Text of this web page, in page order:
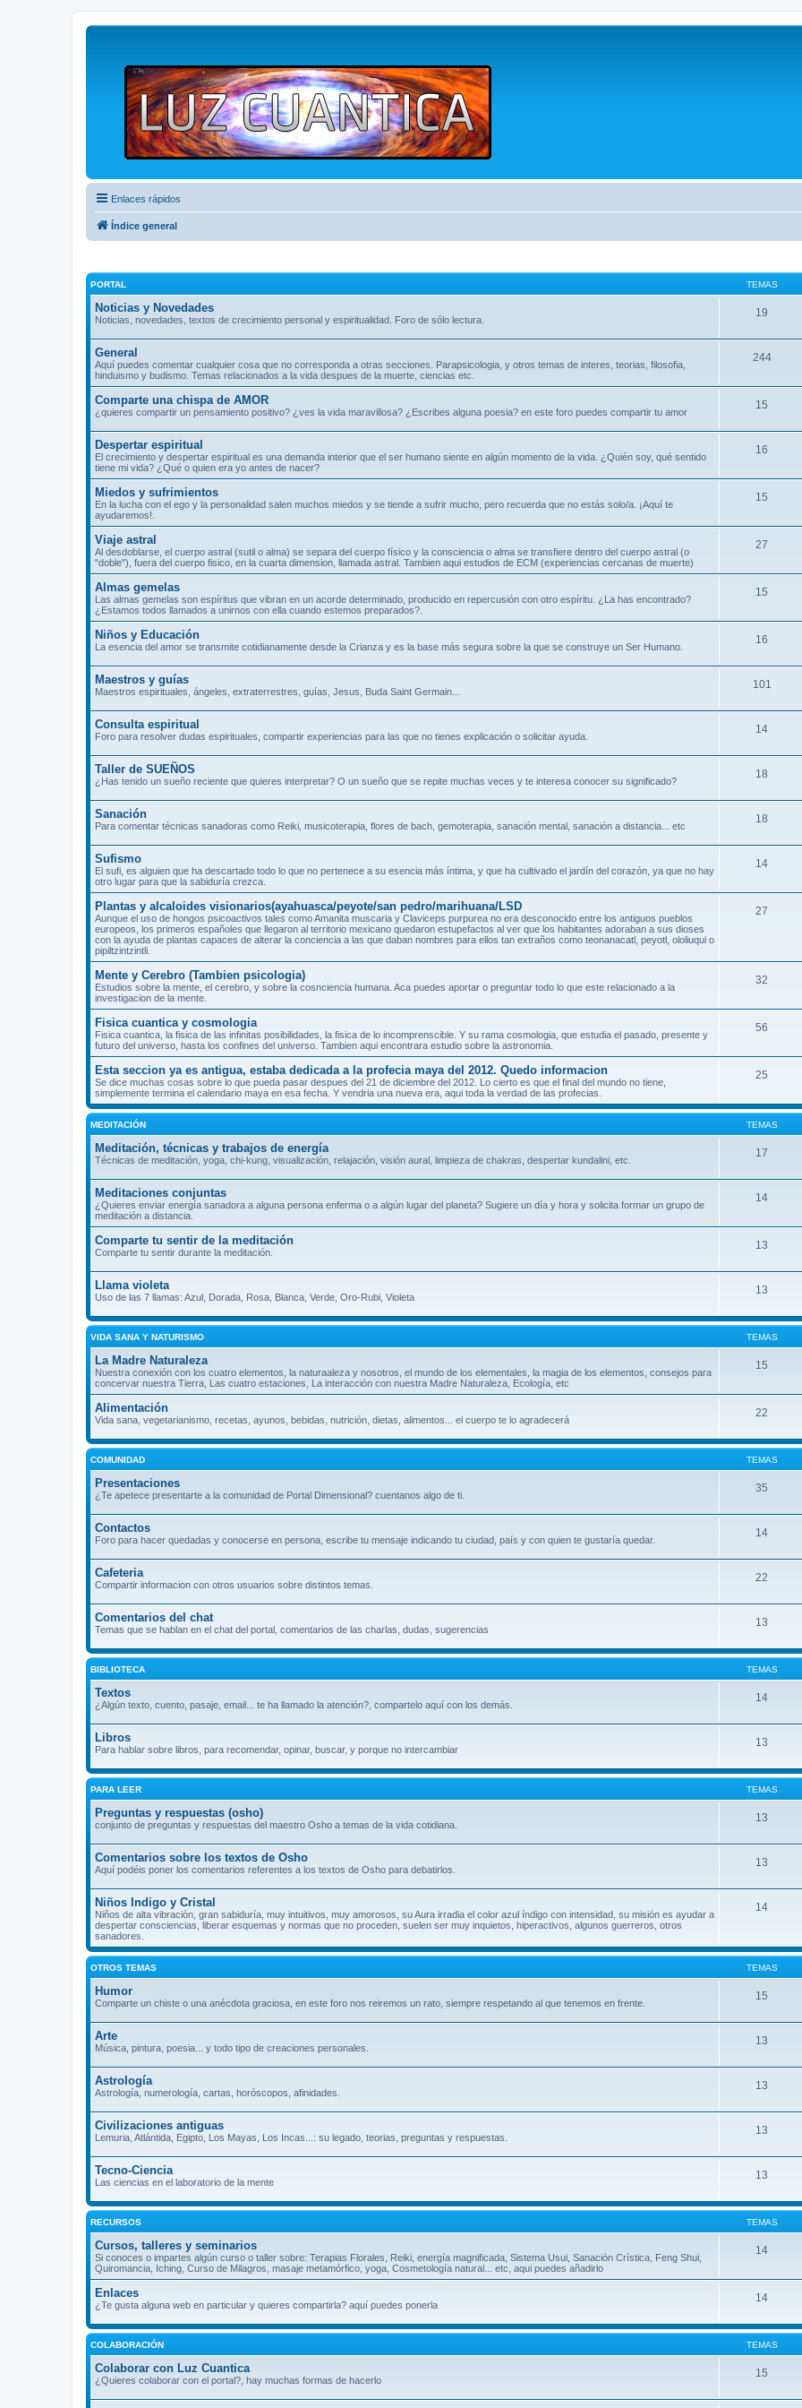
Enlaces rápidos
Índice general
PORTAL TEMAS
Noticias y Novedades
Noticias, novedades, textos de crecimiento personal y espiritualidad. Foro de sólo lectura.
19
General
Aquí puedes comentar cualquier cosa que no corresponda a otras secciones. Parapsicologia, y otros temas de interes, teorias, filosofia,
hinduismo y budismo. Temas relacionados a la vida despues de la muerte, ciencias etc.
244
Comparte una chispa de AMOR
¿quieres compartir un pensamiento positivo? ¿ves la vida maravillosa? ¿Escribes alguna poesia? en este foro puedes compartir tu amor
15
Despertar espiritual
El crecimiento y despertar espiritual es una demanda interior que el ser humano siente en algún momento de la vida. ¿Quién soy, qué sentido
tiene mi vida? ¿Qué o quien era yo antes de nacer?
16
Miedos y sufrimientos
En la lucha con el ego y la personalidad salen muchos miedos y se tiende a sufrir mucho, pero recuerda que no estás solo/a. ¡Aquí te
ayudaremos!.
15
Viaje astral
Al desdoblarse, el cuerpo astral (sutil o alma) se separa del cuerpo físico y la consciencia o alma se transfiere dentro del cuerpo astral (o
"doble"), fuera del cuerpo fisico, en la cuarta dimension, llamada astral. Tambien aqui estudios de ECM (experiencias cercanas de muerte)
27
Almas gemelas
Las almas gemelas son espíritus que vibran en un acorde determinado, producido en repercusión con otro espíritu. ¿La has encontrado?
¿Estamos todos llamados a unirnos con ella cuando estemos preparados?.
15
Niños y Educación
La esencia del amor se transmite cotidianamente desde la Crianza y es la base más segura sobre la que se construye un Ser Humano.
16
Maestros y guías
Maestros espirituales, ángeles, extraterrestres, guías, Jesus, Buda Saint Germain...
101
Consulta espiritual
Foro para resolver dudas espirituales, compartir experiencias para las que no tienes explicación o solicitar ayuda.
14
Taller de SUEÑOS
¿Has tenido un sueño reciente que quieres interpretar? O un sueño que se repite muchas veces y te interesa conocer su significado?
18
Sanación
Para comentar técnicas sanadoras como Reiki, musicoterapia, flores de bach, gemoterapia, sanación mental, sanación a distancia... etc
18
Sufismo
El sufi, es alguien que ha descartado todo lo que no pertenece a su esencia más íntima, y que ha cultivado el jardín del corazón, ya que no hay
otro lugar para que la sabiduría crezca.
14
Plantas y alcaloides visionarios(ayahuasca/peyote/san pedro/marihuana/LSD
Aunque el uso de hongos psicoactivos tales como Amanita muscaria y Claviceps purpurea no era desconocido entre los antiguos pueblos
europeos, los primeros españoles que llegaron al territorio mexicano quedaron estupefactos al ver que los habitantes adoraban a sus dioses
con la ayuda de plantas capaces de alterar la conciencia a las que daban nombres para ellos tan extraños como teonanacatl, peyotl, ololiuqui o
pipiltzintzintli.
27
Mente y Cerebro (Tambien psicologia)
Estudios sobre la mente, el cerebro, y sobre la cosnciencia humana. Aca puedes aportar o preguntar todo lo que este relacionado a la
investigacion de la mente.
32
Fisica cuantica y cosmologia
Fisica cuantica, la fisica de las infinitas posibilidades, la fisica de lo incomprenscible. Y su rama cosmologia, que estudia el pasado, presente y
futuro del universo, hasta los confines del universo. Tambien aqui encontrara estudio sobre la astronomia.
56
Esta seccion ya es antigua, estaba dedicada a la profecia maya del 2012. Quedo informacion
Se dice muchas cosas sobre lo que pueda pasar despues del 21 de diciembre del 2012. Lo cierto es que el final del mundo no tiene,
simplemente termina el calendario maya en esa fecha. Y vendria una nueva era, aqui toda la verdad de las profecias.
25
MEDITACIÓN TEMAS
Meditación, técnicas y trabajos de energía
Técnicas de meditación, yoga, chi-kung, visualización, relajación, visión aural, limpieza de chakras, despertar kundalini, etc.
17
Meditaciones conjuntas
¿Quieres enviar energía sanadora a alguna persona enferma o a algún lugar del planeta? Sugiere un día y hora y solicita formar un grupo de
meditación a distancia.
14
Comparte tu sentir de la meditación
Comparte tu sentir durante la meditación.
13
Llama violeta
Uso de las 7 llamas: Azul, Dorada, Rosa, Blanca, Verde, Oro-Rubi, Violeta
13
VIDA SANA Y NATURISMO TEMAS
La Madre Naturaleza
Nuestra conexión con los cuatro elementos, la naturaaleza y nosotros, el mundo de los elementales, la magia de los elementos, consejos para
concervar nuestra Tierra, Las cuatro estaciones, La interacción con nuestra Madre Naturaleza, Ecología, etc
15
Alimentación
Vida sana, vegetarianismo, recetas, ayunos, bebidas, nutrición, dietas, alimentos... el cuerpo te lo agradecerá
22
COMUNIDAD TEMAS
Presentaciones
¿Te apetece presentarte a la comunidad de Portal Dimensional? cuentanos algo de ti.
35
Contactos
Foro para hacer quedadas y conocerse en persona, escribe tu mensaje indicando tu ciudad, país y con quien te gustaría quedar.
14
Cafeteria
Compartir informacion con otros usuarios sobre distintos temas.
22
Comentarios del chat
Temas que se hablan en el chat del portal, comentarios de las charlas, dudas, sugerencias
13
BIBLIOTECA TEMAS
Textos
¿Algún texto, cuento, pasaje, email... te ha llamado la atención?, compartelo aquí con los demás.
14
Libros
Para hablar sobre libros, para recomendar, opinar, buscar, y porque no intercambiar
13
PARA LEER TEMAS
Preguntas y respuestas (osho)
conjunto de preguntas y respuestas del maestro Osho a temas de la vida cotidiana.
13
Comentarios sobre los textos de Osho
Aquí podéis poner los comentarios referentes a los textos de Osho para debatirlos.
13
Niños Indigo y Cristal
Niños de alta vibración, gran sabiduría, muy intuitivos, muy amorosos, su Aura irradia el color azul índigo con intensidad, su misión es ayudar a
despertar consciencias, liberar esquemas y normas que no proceden, suelen ser muy inquietos, hiperactivos, algunos guerreros, otros
sanadores.
14
OTROS TEMAS TEMAS
Humor
Comparte un chiste o una anécdota graciosa, en este foro nos reiremos un rato, siempre respetando al que tenemos en frente.
15
Arte
Música, pintura, poesia... y todo tipo de creaciones personales.
13
Astrología
Astrología, numerología, cartas, horóscopos, afinidades.
13
Civilizaciones antiguas
Lemuria, Atlántida, Egipto, Los Mayas, Los Incas...: su legado, teorias, preguntas y respuestas.
13
Tecno-Ciencia
Las ciencias en el laboratorio de la mente
13
RECURSOS TEMAS
Cursos, talleres y seminarios
Si conoces o impartes algún curso o taller sobre: Terapias Florales, Reiki, energía magnificada, Sistema Usui, Sanación Crística, Feng Shui,
Quiromancia, Iching, Curso de Milagros, masaje metamórfico, yoga, Cosmetología natural... etc, aqui puedes añadirlo
14
Enlaces
¿Te gusta alguna web en particular y quieres compartirla? aquí puedes ponerla
14
COLABORACIÓN TEMAS
Colaborar con Luz Cuantica
¿Quieres colaborar con el portal?, hay muchas formas de hacerlo
15